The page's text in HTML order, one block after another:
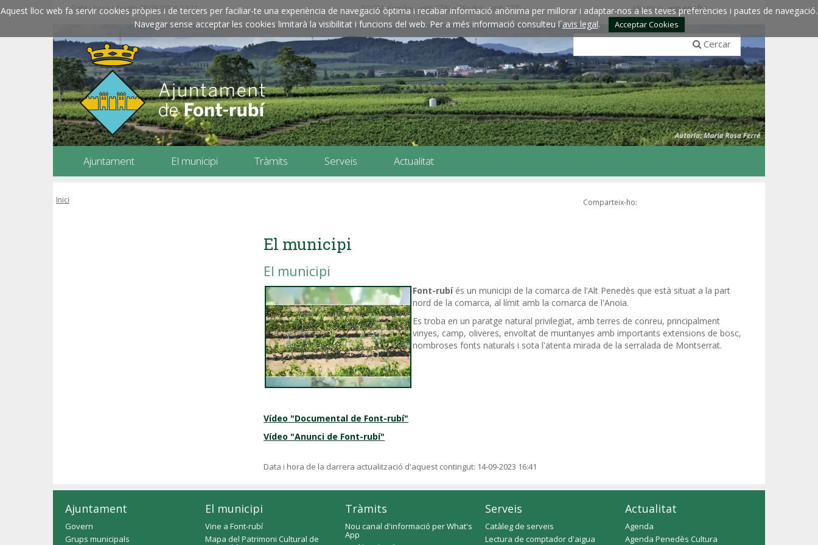
Aquest lloc web fa servir cookies pròpies i de tercers per faciliar-te una experiència de navegació òptima i recabar informació anònima per millorar i adaptar-nos a les teves preferències i pautes de navegació.
Navegar sense acceptar les cookies limitarà la visibilitat i funcions del web. Per a més informació consulteu l´avis legal. Acceptar Cookies
Data i hora oficials: 08/08/2026 13:11 ZOOM: Amplieu amb CTRL+ / Reduïu amb CTRL- Idiomes:esp engfra
Cercar
Ajuntament El municipi Tràmits Serveis Actualitat
Inici Comparteix-ho:
El municipi
El municipi
Font-rubíés un municipi de la comarca de l'Alt Penedès que està situat a la part
nord de la comarca, al límit amb la comarca de l'Anoia.
Es troba en un paratge natural privilegiat, amb terres de conreu, principalment
vinyes, camp, oliveres, envoltat de muntanyes amb importants extensions de bosc,
nombroses fonts naturals i sota l'atenta mirada de la serralada de Montserrat.
Vídeo "Documental de Font-rubí"
Vídeo "Anunci de Font-rubí"
Data i hora de la darrera actualització d'aquest contingut: 14-09-2023 16:41
Ajuntament
Govern
Grups municipals
El municipi
Vine a Font-rubí
Mapa del Patrimoni Cultural de
Tràmits
Nou canal d'informació per What's
App
Serveis
Catàleg de serveis
Lectura de comptador d'aigua
Actualitat
Agenda
Agenda Penedès Cultura